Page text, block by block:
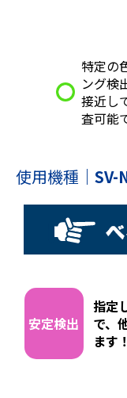
特定の
ング検
接近し
査可能
使用機種 ｜ SV-
安定検出
指定
で、
ます